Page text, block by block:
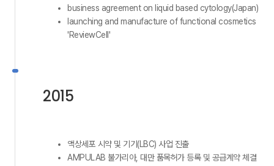
business agreement on liquid based cytology(Japan)
launching and manufacture of functional cosmetics
'ReviewCell'
2015
액상세포 시약 및 기기(LBC) 사업 진출
AMPULAB 불가리아, 대만 품목허가 등록 및 공급계약 체결